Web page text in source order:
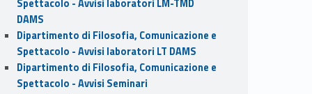
Spettacolo - Avvisi laboratori LM-TMD
DAMS
Dipartimento di Filosofia, Comunicazione e
Spettacolo - Avvisi laboratori LT DAMS
Dipartimento di Filosofia, Comunicazione e
Spettacolo - Avvisi Seminari